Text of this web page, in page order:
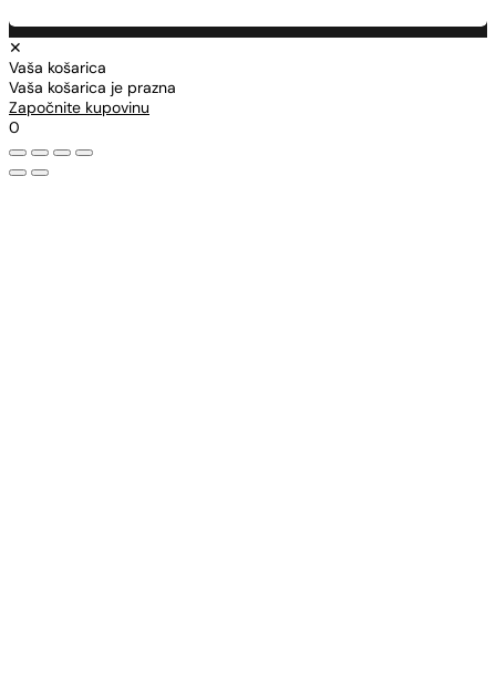
✕
Vaša košarica
Vaša košarica je prazna
Započnite kupovinu
0